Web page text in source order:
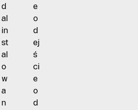
d
al
in
st
al
o
w
a
n
e
o
d
ej
ś
ci
e
o
d